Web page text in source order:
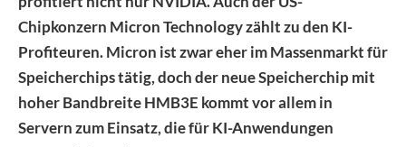
Chipkonzern Micron Technology zählt zu den KI-
Profiteuren. Micron ist zwar eher im Massenmarkt für
Speicherchips tätig, doch der neue Speicherchip mit
hoher Bandbreite HMB3E kommt vor allem in
Servern zum Einsatz, die für KI-Anwendungen